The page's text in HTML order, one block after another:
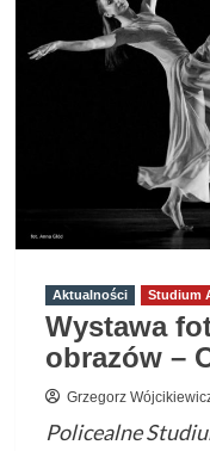
w
Aktualności Studium
Wystawa
obrazów –
Grzegorz
Policealne